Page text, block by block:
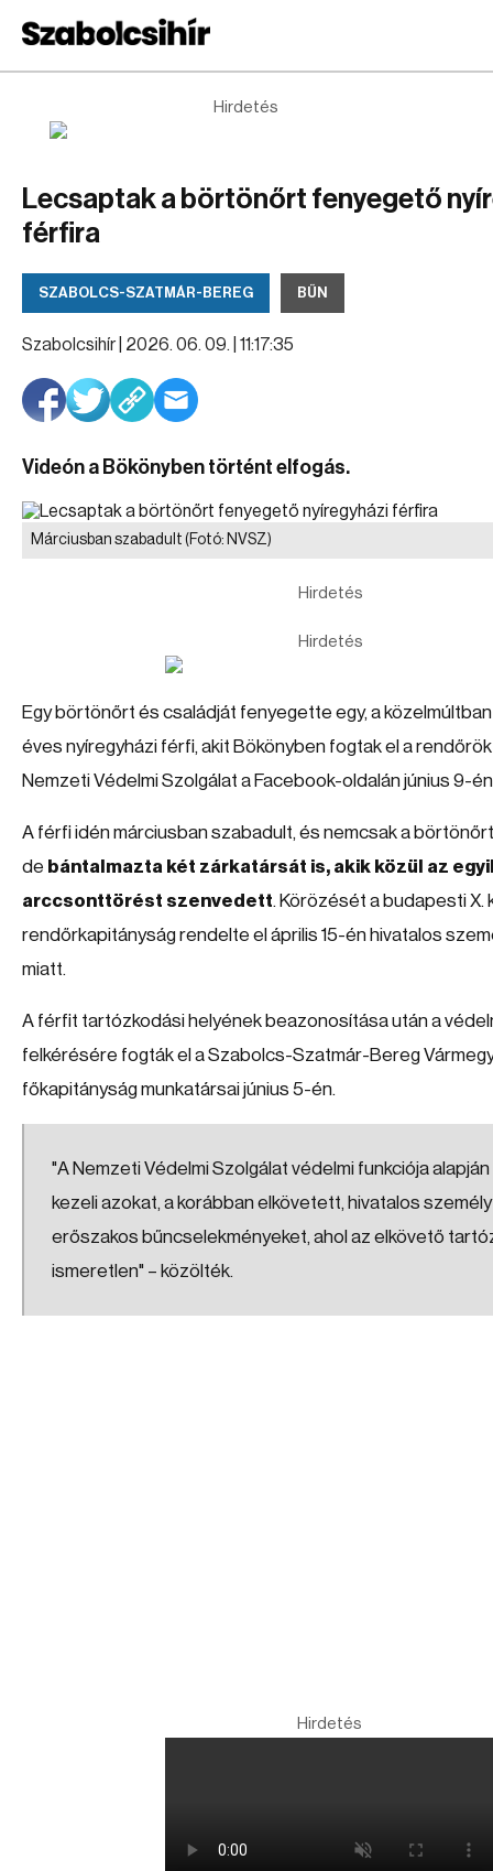
Hirdetés
Lecsaptak a börtönőrt fenyegető
férfira
SZABOLCS-SZATMÁR-BEREG BŰN
Szabolcsihír | 2026. 06. 09. | 11:17:35
Videón a Bökönyben történt elfogás.
Márciusban szabadult (Fotó: NVSZ)
Hirdetés
Hirdetés
Egy börtönőrt és családját fenyegette egy, a
éves nyíregyházi férfi, akit Bökönyben fogtak el a
Nemzeti Védelmi Szolgálat a Facebook-oldalán június 9-
A férfi idén márciusban szabadult, és nemcsak a
de bántalmazta két zárkatársát is, akik közül az
arccsonttörést szenvedett. Körözését a budapesti X.
rendőrkapitányság rendelte el április 15-én hivatalos
miatt.
A férfit tartózkodási helyének beazonosítása után a
felkérésére fogták el a Szabolcs-Szatmár-Bereg
főkapitányság munkatársai június 5-én.
"A Nemzeti Védelmi Szolgálat védelmi funkciója
kezeli azokat, a korábban elkövetett, hivatalos
erőszakos bűncselekményeket, ahol az elkövető
ismeretlen" – közölték.
Hirdetés